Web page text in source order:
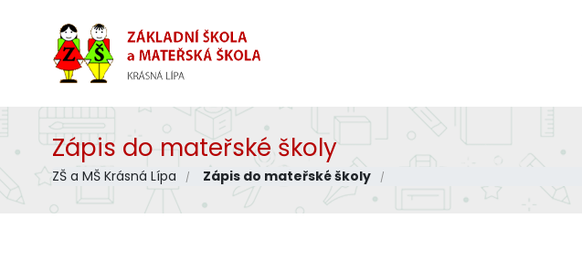
Zápis do mateřské školy
ZŠ a MŠ Krásná Lípa Zápis do mateřské školy